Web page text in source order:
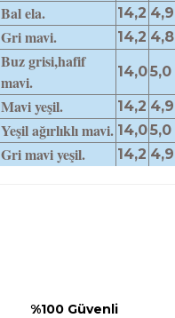
Bal ela. 14,2 4,9
Gri mavi. 14,2 4,8
Buz grisi,hafif
mavi.
14,05,0
Mavi yeşil. 14,2 4,9
Yeşil ağırlıklı mavi. 14,05,0
Gri mavi yeşil. 14,2 4,9
%100 Güvenli